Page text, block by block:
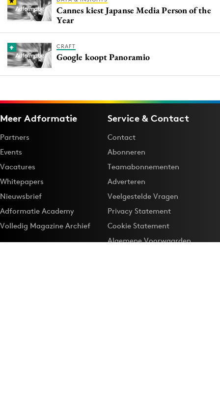
Cannes kiest Japanse Media Person of the
Year
CRAFT
Google koopt Panoramio
Meer Adformatie
Partners
Events
Vacatures
Whitepapers
Nieuwsbrief
Adformatie Academy
Volledig Magazine Archief
Service & Contact
Contact
Abonneren
Teamabonnementen
Adverteren
Veelgestelde Vragen
Privacy Statement
Cookie Statement
Algemene Voorwaarden